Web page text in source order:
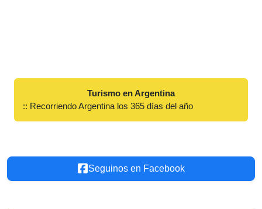
Turismo en Argentina
:: Recorriendo Argentina los 365 días del año
Seguinos en Facebook